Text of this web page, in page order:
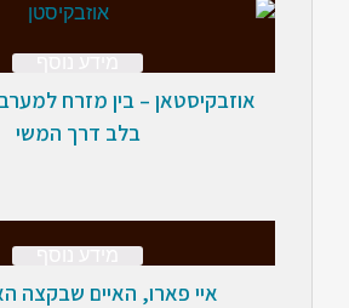
אוזבקיסטאן – בין מזרח
בלב דרך המשי
איי פארו, האיים שבקצה